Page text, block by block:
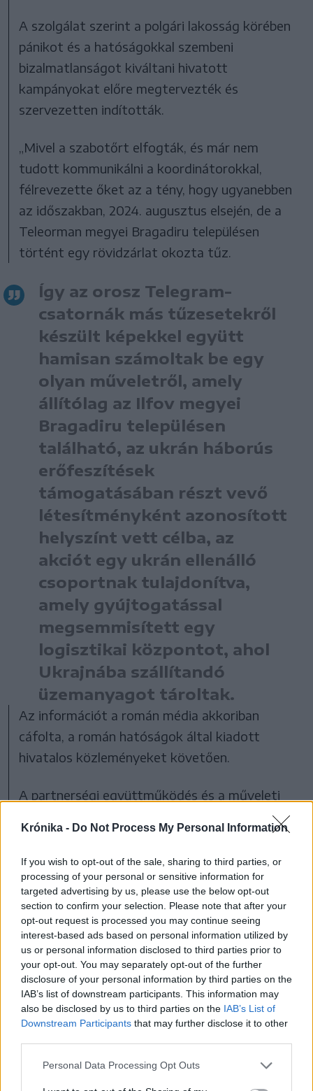
Krónika - Do Not Process My Personal Information
If you wish to opt-out of the sale, sharing to third parties, or
processing of your personal or sensitive information for
targeted advertising by us, please use the below opt-out
section to confirm your selection. Please note that after your
opt-out request is processed you may continue seeing
interest-based ads based on personal information utilized by
us or personal information disclosed to third parties prior to
your opt-out. You may separately opt-out of the further
disclosure of your personal information by third parties on the
IAB’s list of downstream participants. This information may
also be disclosed by us to third parties on the IAB’s List of
Downstream Participants that may further disclose it to other
Personal Data Processing Opt Outs
A szolgálat szerint a polgári lakosság körében
pánikot és a hatóságokkal szembeni
bizalmatlanságot kiváltani hivatott
kampányokat előre megtervezték és
szervezetten indították.
„Mivel a szabotőrt elfogták, és már nem
tudott kommunikálni a koordinátorokkal,
félrevezette őket az a tény, hogy ugyanebben
az időszakban, 2024. augusztus elsején, de a
Teleorman megyei Bragadiru településen
történt egy rövidzárlat okozta tűz.
Így az orosz Telegram-
csatornák más tűzesetekről
készült képekkel együtt
hamisan számoltak be egy
olyan műveletről, amely
állítólag az Ilfov megyei
Bragadiru településen
található, az ukrán háborús
erőfeszítések
támogatásában részt vevő
létesítményként azonosított
helyszínt vett célba, az
akciót egy ukrán ellenálló
csoportnak tulajdonítva,
amely gyújtogatással
megsemmisített egy
logisztikai központot, ahol
Ukrajnába szállítandó
üzemanyagot tároltak.
Az információt a román média akkoriban
cáfolta, a román hatóságok által kiadott
hivatalos közleményeket követően.
A partnerségi együttműködés és a műveleti
rugalmasság lehetővé tette a SRI számára,
hogy proaktívan lépjen fel ebben a helyzetben,
miközben intézményközi megelőző
intézkedéseket hozott: kockázati mutatókat
állapított meg a román határon való átjutásra
vonatkozóan, felgyorsította az
információcserét, közös csapatokat hozott
létre és valós időben kapcsolatot állapított
meg a támadó intézkedések között” – áll a SRI
közleményében.
{K3}